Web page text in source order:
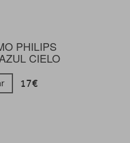
PHILIPS
CIELO
17€